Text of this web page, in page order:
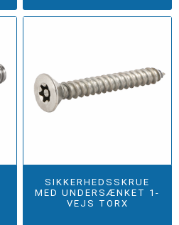
SIKKERHEDSSKRUE
MED UNDERSÆNKET 1-
VEJS TORX